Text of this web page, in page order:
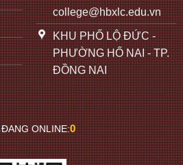
college@hbxlc.edu.vn
KHU PHỐ LỘ ĐỨC -
PHƯỜNG HỐ NAI - TP.
ĐỒNG NAI
ĐANG ONLINE:0